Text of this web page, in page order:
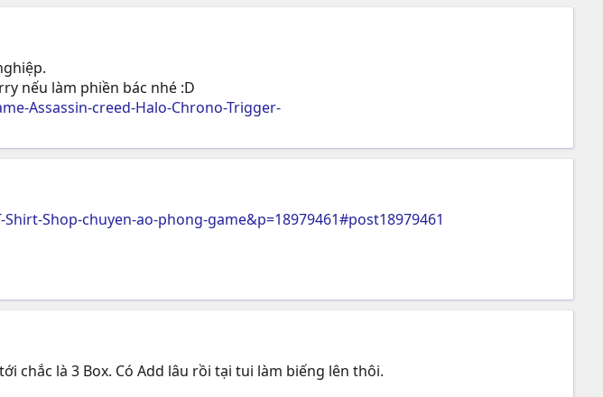
nếu làm phiền bác nhé :D
Assassin-creed-Halo-Chrono-Trigger-
Shop-chuyen-ao-phong-game&p=18979461#post18979461
chắc là 3 Box. Có Add lâu rồi tại tui làm biếng lên thôi.